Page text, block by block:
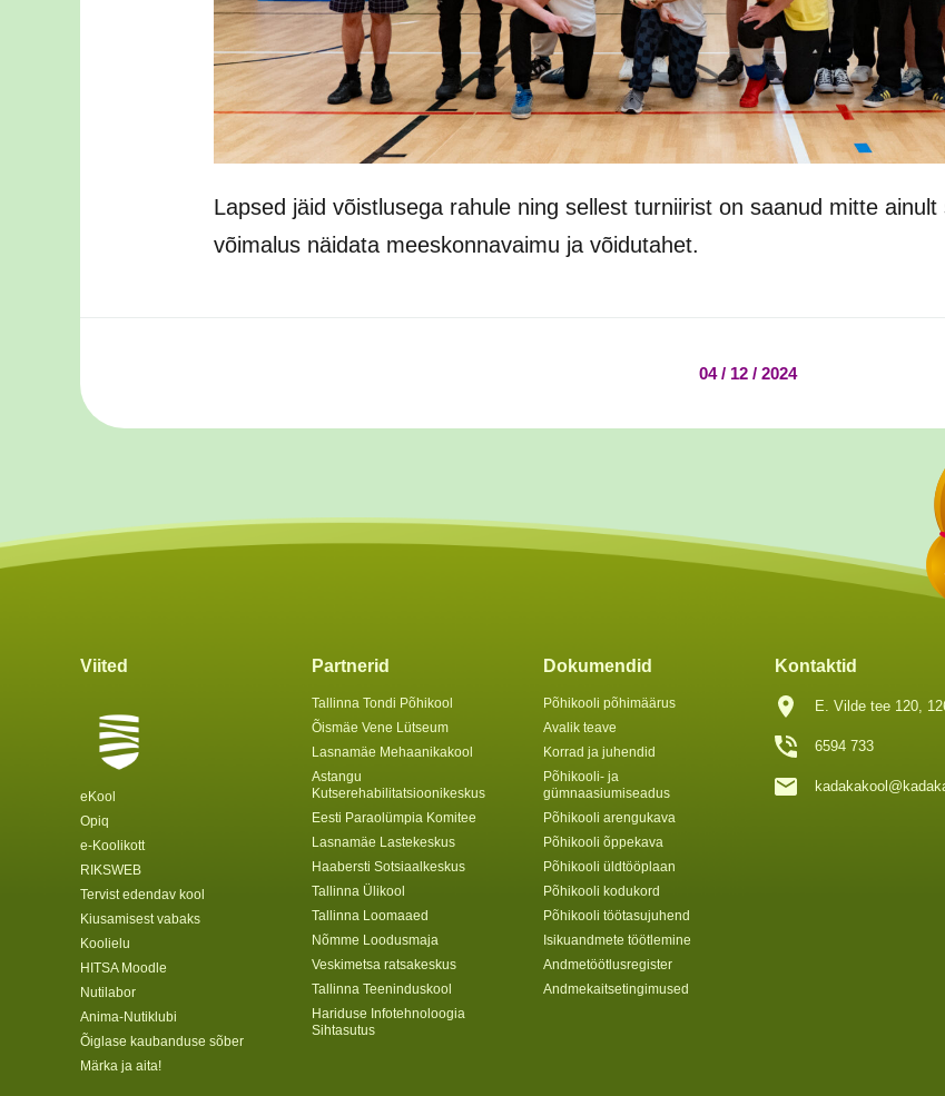
Lapsed jäid võistlusega rahule ning sellest turniirist on saanud mitte
võimalus näidata meeskonnavaimu ja võidutahet.
04 / 12 / 2024
Viited
eKool
Opiq
e-Koolikott
RIKSWEB
Tervist edendav kool
Kiusamisest vabaks
Koolielu
HITSA Moodle
Nutilabor
Anima-Nutiklubi
Õiglase kaubanduse sõber
Märka ja aita!
Partnerid
Tallinna Tondi Põhikool
Õismäe Vene Lütseum
Lasnamäe Mehaanikakool
Astangu
Kutserehabilitatsioonikeskus
Eesti Paraolümpia Komitee
Lasnamäe Lastekeskus
Haabersti Sotsiaalkeskus
Tallinna Ülikool
Tallinna Loomaaed
Nõmme Loodusmaja
Veskimetsa ratsakeskus
Tallinna Teeninduskool
Hariduse Infotehnoloogia
Sihtasutus
Dokumendid
Põhikooli põhimäärus
Avalik teave
Korrad ja juhendid
Põhikooli- ja
gümnaasiumiseadus
Põhikooli arengukava
Põhikooli õppekava
Põhikooli üldtööplaan
Põhikooli kodukord
Põhikooli töötasujuhend
Isikuandmete töötlemine
Andmetöötlusregister
Andmekaitsetingimused
Kontaktid
E. Vilde tee 120,
6594 733